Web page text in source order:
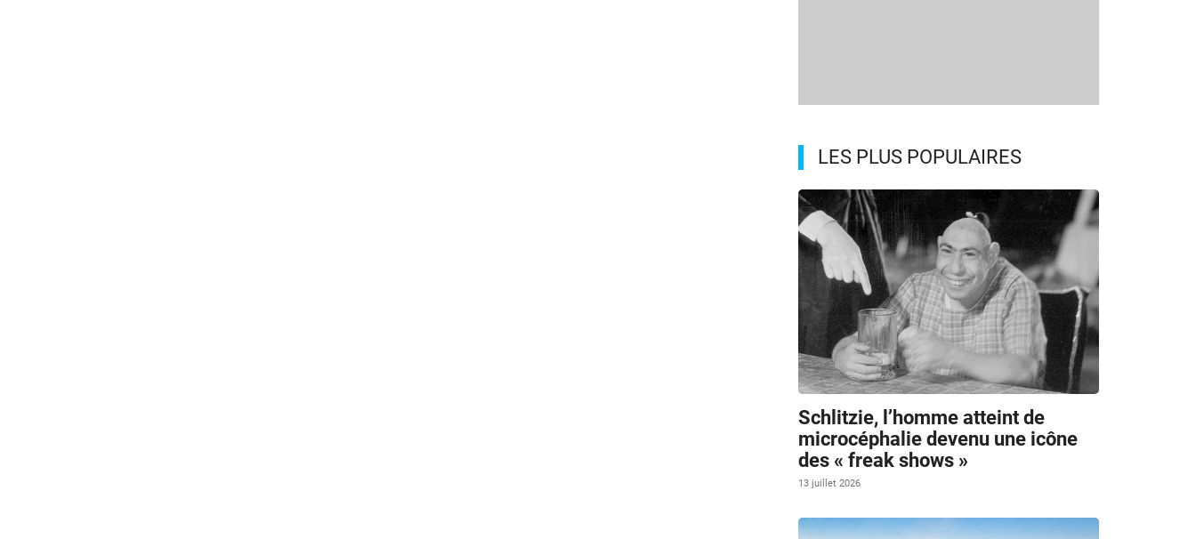
LES PLUS POPULAIRES
Schlitzie, l’homme atteint de
microcéphalie devenu une icône
des « freak shows »
13 juillet 2026